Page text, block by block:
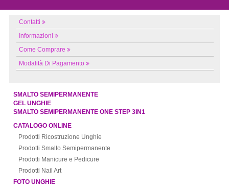
Contatti
Informazioni
Come Comprare
Modalità Di Pagamento
SMALTO SEMIPERMANENTE
GEL UNGHIE
SMALTO SEMIPERMANENTE ONE STEP 3IN1
CATALOGO ONLINE
Prodotti Ricostruzione Unghie
Prodotti Smalto Semipermanente
Prodotti Manicure e Pedicure
Prodotti Nail Art
FOTO UNGHIE